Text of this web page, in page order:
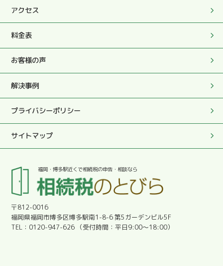
柔和な人柄、顧客の身に立った助言、適時適切指示を頂
2025.05.27
この度は大変お世話になりました。
2025.05.27
とても優しく丁寧に対応していただきとても助かりまし
た。感謝です。
2025.05.27
明朗会計であった。
福岡・博多駅近くで相続税の申告・相談なら
〒812-0016
福岡県福岡市博多区博多駅南1-8-6 第5ガーデンビル5F
0120-947-626
平日9:00～18:00
アクセス
料金表
お客様の声
解決事例
プライバシーポリシー
サイトマップ